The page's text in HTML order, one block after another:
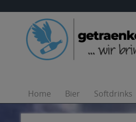
Home Bier Softdrinks